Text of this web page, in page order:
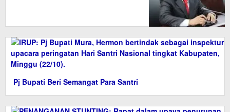
Pj Bupati Beri Semangat Para Santri